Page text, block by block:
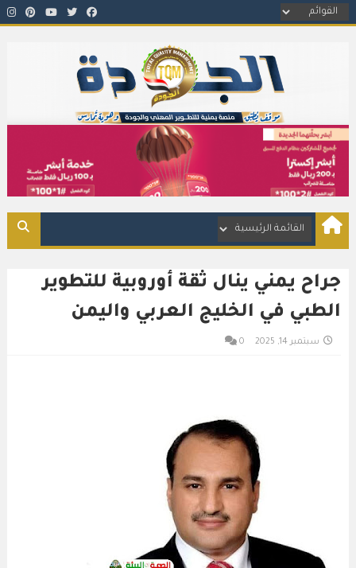
اتصال وتواصل.. اضغط الصورة>>
جراح يمني ينال ثقة أوروبية للتطوير
الطبي في الخليج العربي واليمن
سبتمبر 14, 2025 0